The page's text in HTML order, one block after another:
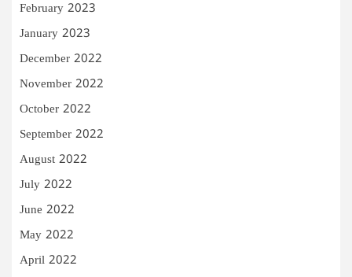
February 2023
January 2023
December 2022
November 2022
October 2022
September 2022
August 2022
July 2022
June 2022
May 2022
April 2022